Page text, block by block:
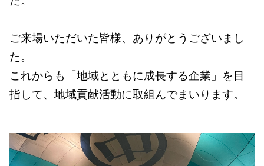
ご来場いただいた皆様、ありがとうございまし
た。
これからも「地域とともに成長する企業」を目
指して、地域貢献活動に取組んでまいります。